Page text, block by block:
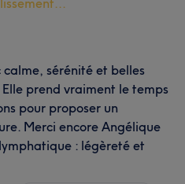
sérénité et belles
prend vraiment le temps
pour proposer un
Merci encore Angélique
: légèreté et